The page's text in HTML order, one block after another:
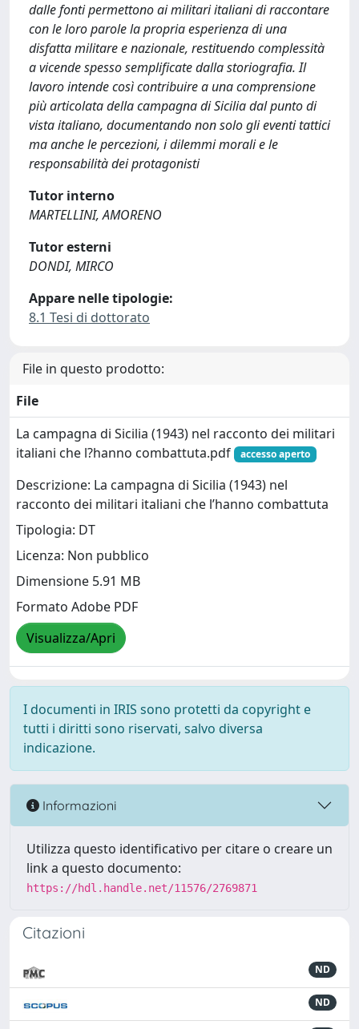
dalle fonti permettono ai militari italiani di raccontare
con le loro parole la propria esperienza di una
disfatta militare e nazionale, restituendo complessità
a vicende spesso semplificate dalla storiografia. Il
lavoro intende così contribuire a una comprensione
più articolata della campagna di Sicilia dal punto di
vista italiano, documentando non solo gli eventi tattici
ma anche le percezioni, i dilemmi morali e le
responsabilità dei protagonisti
Tutor interno
MARTELLINI, AMORENO
Tutor esterni
DONDI, MIRCO
Appare nelle tipologie:
8.1 Tesi di dottorato
File in questo prodotto:
File
La campagna di Sicilia (1943) nel racconto dei militari
italiani che l?hanno combattuta.pdf
accesso aperto
Descrizione: La campagna di Sicilia (1943) nel
racconto dei militari italiani che l’hanno combattuta
Tipologia: DT
Licenza: Non pubblico
Dimensione 5.91 MB
Formato Adobe PDF
Visualizza/Apri
I documenti in IRIS sono protetti da copyright e
tutti i diritti sono riservati, salvo diversa
indicazione.
Informazioni
Utilizza questo identificativo per citare o creare un
link a questo documento:
https://hdl.handle.net/11576/2769871
Citazioni
ND
ND